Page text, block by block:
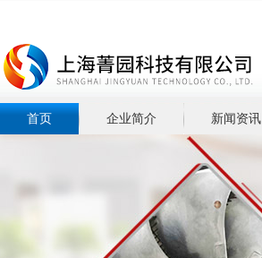
首页 企业简介 新闻资讯